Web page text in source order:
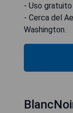
- Uso
- Cerca del
Washington.